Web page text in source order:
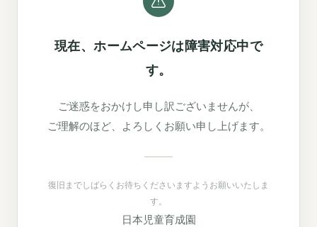
現在、ホームページは障害対応中で
す。
ご迷惑をおかけし申し訳ございませんが、
ご理解のほど、よろしくお願い申し上げます。
復旧までしばらくお待ちくださいますようお願いいたしま
す。
日本児童育成園